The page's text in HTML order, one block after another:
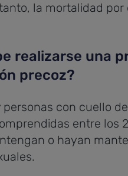
la mortalidad por
realizarse una
precoz?
personas con cuello
entre los
o hayan